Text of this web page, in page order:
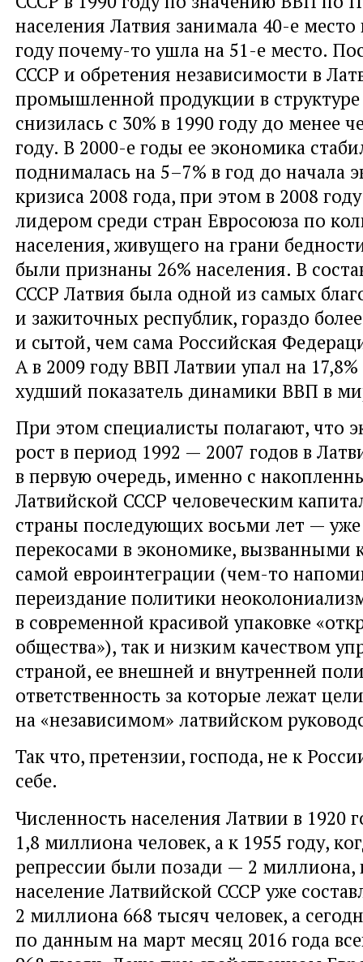
населения Латвия занимала 40-е место
году почему-то ушла на 51-е место.
СССР и обретения независимости в
промышленной продукции в
снизилась с 30% в 1990 году до менее
году. В 2000-е годы ее экономика
поднималась на 5–7% в год до начала
кризиса 2008 года, при этом в 2008
лидером среди стран Евросоюза по
населения, живущего на грани
были признаны 26% населения. В
СССР Латвия была одной из самых
и зажиточных республик, гораздо
и сытой, чем сама Российская
А в 2009 году ВВП Латвии упал на
худший показатель динамики ВВП в
При этом специалисты полагают, что
рост в период 1992 — 2007 годов в
в первую очередь, именно с
Латвийской СССР человеческим
страны последующих восьми лет —
перекосами в экономике, вызванными
самой евроинтеграции (чем-то
переиздание политики
в современной красивой упаковке
общества»), так и низким качеством
страной, ее внешней и внутренней
ответственность за которые лежат
на «независимом» латвийском
Так что, претензии, господа, не к
себе.
Численность населения Латвии в 1920
1,8 миллиона человек, а к 1955 году,
репрессии были позади — 2 миллиона,
население Латвийской СССР уже
2 миллиона 668 тысяч человек, а
по данным на март месяц 2016 года